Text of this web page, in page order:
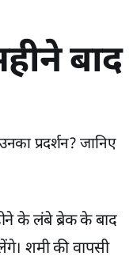
बाद
प्रदर्शन? जानिए
के लंबे ब्रेक के बाद
शमी की वापसी